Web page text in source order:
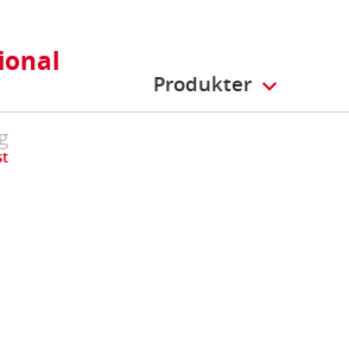
Produkter